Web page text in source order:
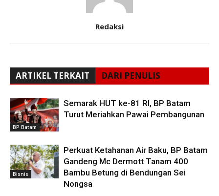
Redaksi
ARTIKEL TERKAIT DARI PENULIS
BP Batam
Semarak HUT ke-81 RI, BP Batam
Turut Meriahkan Pawai Pembangunan
Bisnis
Perkuat Ketahanan Air Baku, BP Batam
Gandeng Mc Dermott Tanam 400
Bambu Betung di Bendungan Sei
Nongsa